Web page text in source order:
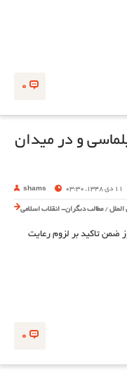
0
و در میدان
shams 11 دی 1348, 03:30
الملل /مطالب دیگران- انقلاب اسلامی
ضمن تاکید بر لزوم رعایت
0